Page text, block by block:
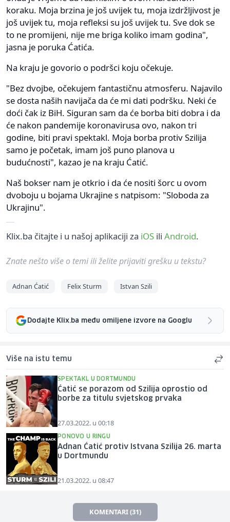
koraku. Moja brzina je još uvijek tu, moja izdržljivost je
još uvijek tu, moja refleksi su još uvijek tu. Sve dok se
to ne promijeni, nije me briga koliko imam godina",
jasna je poruka Ćatića.
Na kraju je govorio o podršci koju očekuje.
"Bez dvojbe, očekujem fantastičnu atmosferu. Najavilo
se dosta naših navijača da će mi dati podršku. Neki će
doći čak iz BiH. Siguran sam da će borba biti dobra i da
će nakon pandemije koronavirusa ovo, nakon tri
godine, biti pravi spektakl. Moja borba protiv Szilija
samo je početak, imam još puno planova u
budućnosti", kazao je na kraju Ćatić.
Naš bokser nam je otkrio i da će nositi šorc u ovom
dvoboju u bojama Ukrajine s natpisom: "Sloboda za
Ukrajinu".
Klix.ba čitajte i u našoj aplikaciji za iOS ili Android.
Znate nešto više o temi ili želite prijaviti grešku u tekstu?
Adnan Ćatić Felix Sturm Istvan Szili
Dodajte Klix.ba među omiljene izvore na Googlu
Više na istu temu
SPEKTAKL U DORTMUNDU
Ćatić se porazom od Szilija oprostio od
borbe za titulu svjetskog prvaka
27.03.2022. u 00:18
PONOVO U RINGU
Adnan Ćatić protiv Istvana Szilija 26. marta
u Dortmundu
21.03.2022. u 08:47
KOMENTARI (31)